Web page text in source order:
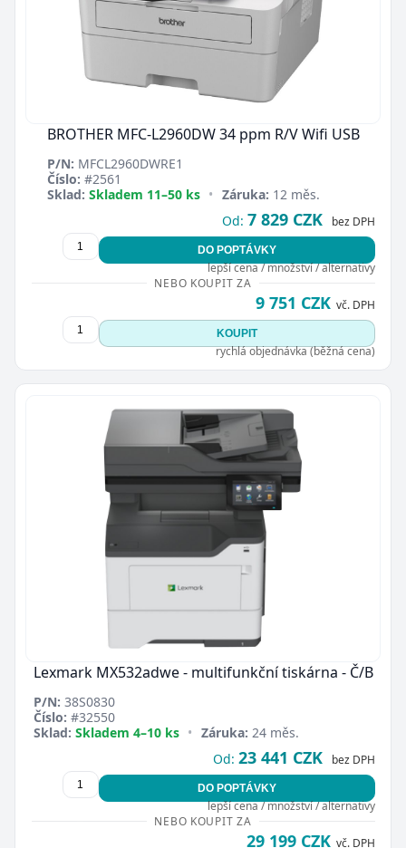
BROTHER MFC-L2960DW 34 ppm R/V Wifi USB
P/N: MFCL2960DWRE1
Číslo: #2561
Sklad: Skladem 11–50 ks • Záruka: 12 měs.
Od: 7 829 CZK bez DPH
DO POPTÁVKY
lepší cena / množství / alternativy
NEBO KOUPIT ZA
9 751 CZK vč. DPH
KOUPIT
rychlá objednávka (běžná cena)
Lexmark MX532adwe - multifunkční tiskárna - Č/B
P/N: 38S0830
Číslo: #32550
Sklad: Skladem 4–10 ks • Záruka: 24 měs.
Od: 23 441 CZK bez DPH
DO POPTÁVKY
lepší cena / množství / alternativy
NEBO KOUPIT ZA
29 199 CZK vč. DPH